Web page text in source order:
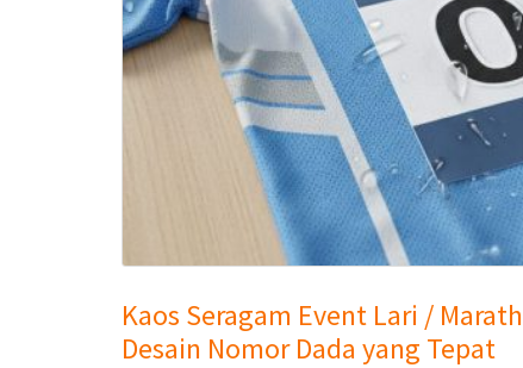
Kaos Seragam Event Lari /
Desain Nomor Dada yang Tepat